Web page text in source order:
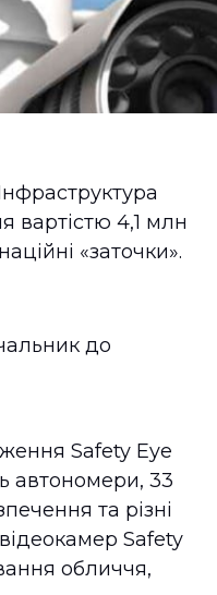
вартістю 4,1 млн
«заточки».
до
Safety Eye
автономери, 33
та різні
Safety
обличчя,